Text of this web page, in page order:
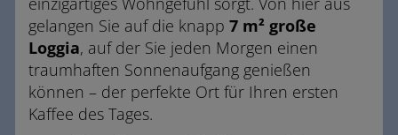
gelangen Sie auf die knapp 7 m² große
Loggia, auf der Sie jeden Morgen einen
traumhaften Sonnenaufgang genießen
können – der perfekte Ort für Ihren ersten
Kaffee des Tages.